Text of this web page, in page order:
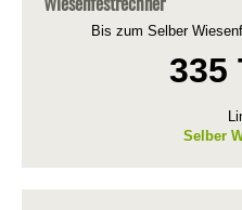
Bis zum Selber
335
Selber